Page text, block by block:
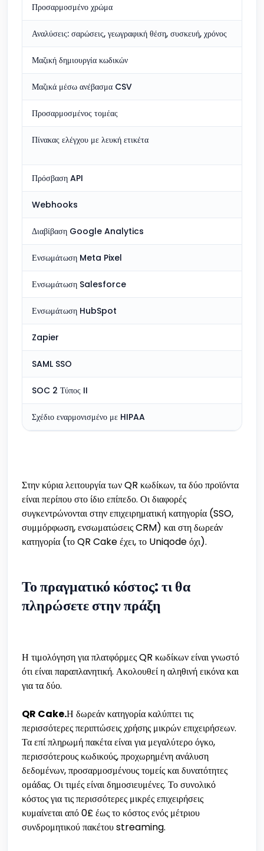
Προσαρμοσμένο χρώμα
Αναλύσεις: σαρώσεις, γεωγραφική θέση, συσκευή, χρόνος
Μαζική δημιουργία κωδικών
Μαζικά μέσω ανέβασμα CSV
Προσαρμοσμένος τομέας
Πίνακας ελέγχου με λευκή ετικέτα
Πρόσβαση API
Webhooks
Διαβίβαση Google Analytics
Ενσωμάτωση Meta Pixel
Ενσωμάτωση Salesforce
Ενσωμάτωση HubSpot
Zapier
SAML SSO
SOC 2 Τύπος II
Σχέδιο εναρμονισμένο με HIPAA
Στην κύρια λειτουργία των QR κωδίκων, τα δύο προϊόντα
είναι περίπου στο ίδιο επίπεδο. Οι διαφορές
συγκεντρώνονται στην επιχειρηματική κατηγορία (SSO,
συμμόρφωση, ενσωματώσεις CRM) και στη δωρεάν
κατηγορία (το QR Cake έχει, το Uniqode όχι).
Το πραγματικό κόστος: τι θα
πληρώσετε στην πράξη
Η τιμολόγηση για πλατφόρμες QR κωδίκων είναι γνωστό
ότι είναι παραπλανητική. Ακολουθεί η αληθινή εικόνα και
για τα δύο.
QR Cake.Η δωρεάν κατηγορία καλύπτει τις
περισσότερες περιπτώσεις χρήσης μικρών επιχειρήσεων.
Τα επί πληρωμή πακέτα είναι για μεγαλύτερο όγκο,
περισσότερους κωδικούς, προχωρημένη ανάλυση
δεδομένων, προσαρμοσμένους τομείς και δυνατότητες
ομάδας. Οι τιμές είναι δημοσιευμένες. Το συνολικό
κόστος για τις περισσότερες μικρές επιχειρήσεις
κυμαίνεται από 0£ έως το κόστος ενός μέτριου
συνδρομητικού πακέτου streaming.